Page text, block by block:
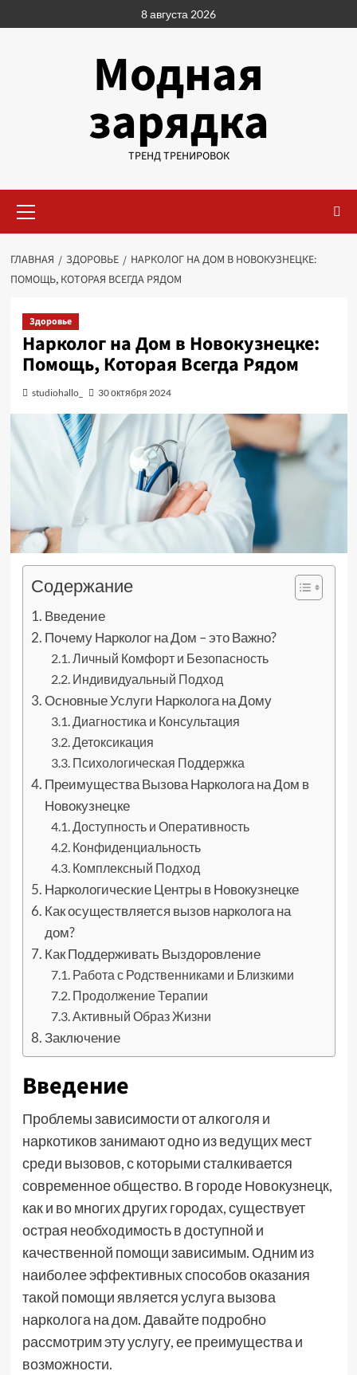
к
8 августа 2026
Модная
зарядка
ТРЕНД ТРЕНИРОВОК
меню
ГЛАВНАЯ ЗДОРОВЬЕ
НАРКОЛОГ НА ДОМ В НОВОКУЗНЕЦКЕ:
ПОМОЩЬ, КОТОРАЯ ВСЕГДА РЯДОМ
Здоровье
Нарколог на Дом в Новокузнецке:
Помощь, Которая Всегда Рядом
studiohallo_ 30 октября 2024
Содержание
Введение
Почему Нарколог на Дом – это Важно?
Личный Комфорт и Безопасность
Индивидуальный Подход
Основные Услуги Нарколога на Дому
Диагностика и Консультация
Детоксикация
Психологическая Поддержка
Преимущества Вызова Нарколога на Дом в
Новокузнецке
Доступность и Оперативность
Конфиденциальность
Комплексный Подход
Наркологические Центры в Новокузнецке
Как осуществляется вызов нарколога на
дом?
Как Поддерживать Выздоровление
Работа с Родственниками и Близкими
Продолжение Терапии
Активный Образ Жизни
Заключение
Введение
Проблемы зависимости от алкоголя и
наркотиков занимают одно из ведущих мест
среди вызовов, с которыми сталкивается
современное общество. В городе Новокузнецк,
как и во многих других городах, существует
острая необходимость в доступной и
качественной помощи зависимым. Одним из
наиболее эффективных способов оказания
такой помощи является услуга вызова
нарколога на дом. Давайте подробно
рассмотрим эту услугу, ее преимущества и
возможности.